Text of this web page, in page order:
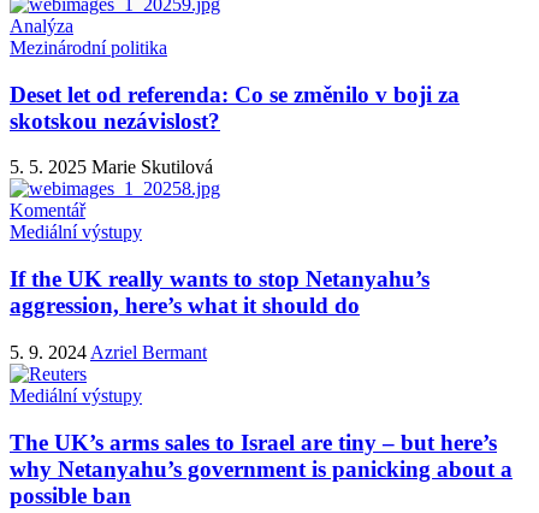
Analýza
Mezinárodní politika
Deset let od referenda: Co se změnilo v boji za
skotskou nezávislost?
5. 5. 2025 Marie Skutilová
Komentář
Mediální výstupy
If the UK really wants to stop Netanyahu’s
aggression, here’s what it should do
5. 9. 2024 Azriel Bermant
Mediální výstupy
The UK’s arms sales to Israel are tiny – but here’s
why Netanyahu’s government is panicking about a
possible ban